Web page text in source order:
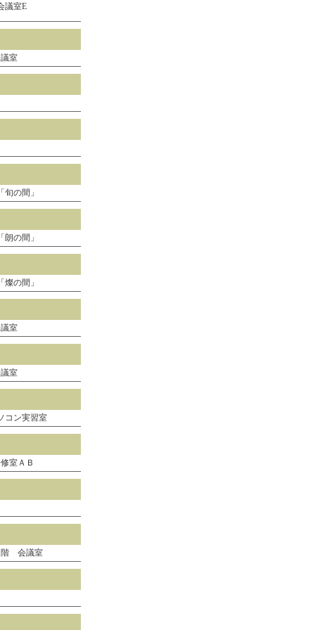
議室E
室
の間」
の間」
の間」
室
室
コン実習室
室ＡＢ
階 会議室